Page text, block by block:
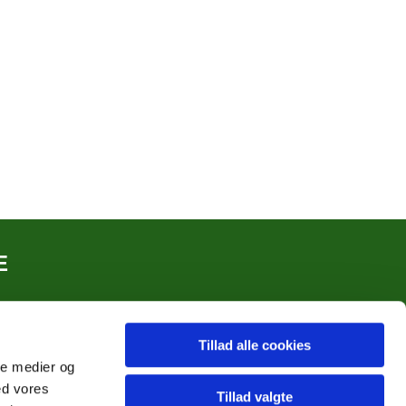
medier og
vores
Tillad alle cookies
Tillad valgte